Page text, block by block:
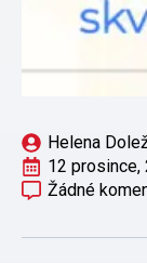
Helena
12 prosince,
Žádné